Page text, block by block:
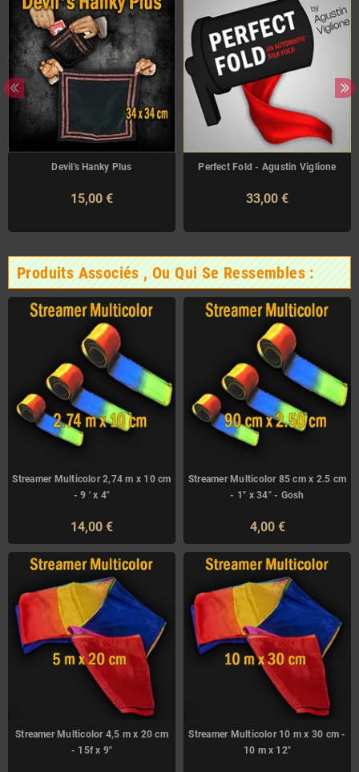
Devil's Hanky Plus
15,00 €
Perfect Fold - Agustin Viglione
33,00 €
Produits Associés , Ou Qui Se Ressembles :
Streamer Multicolor 2,74 m x 10 cm
- 9 ' x 4"
14,00 €
Streamer Multicolor 85 cm x 2.5 cm
- 1" x 34" - Gosh
4,00 €
Streamer Multicolor 4,5 m x 20 cm
- 15f x 9"
Streamer Multicolor 10 m x 30 cm -
10 m x 12"